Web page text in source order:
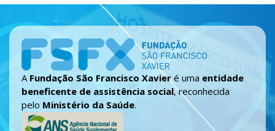
A Fundação São Francisco Xavier é uma entidade
beneficente de assistência social, reconhecida
pelo Ministério da Saúde.